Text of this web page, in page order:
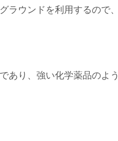
ラウンドを利用するので
あり、強い化学薬品のよ